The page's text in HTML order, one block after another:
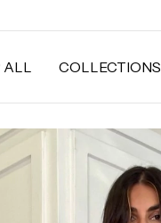
ALL COLLECTIONS